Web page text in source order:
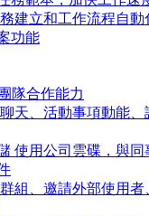
建立和工作流程自動
功能
隊合作能力
天、活動事項動能
使用公司雲碟，與
組、邀請外部使用者